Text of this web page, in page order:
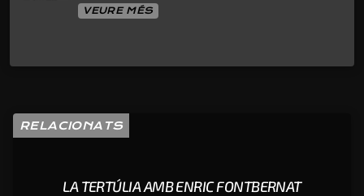
VEURE MÉS
RELACIONATS
LA TERTÚLIA AMB ENRIC FONTBERNAT